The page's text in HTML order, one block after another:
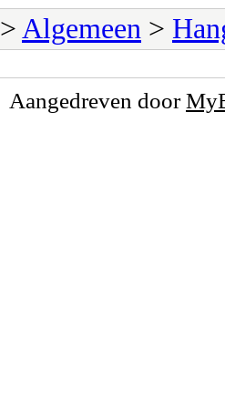
> Algemeen >
Aangedreven door